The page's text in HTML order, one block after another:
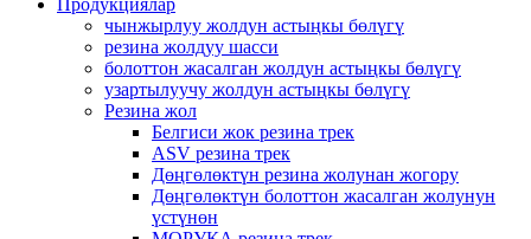
Продукциялар
чынжырлуу жолдун астыңкы бөлүгү
резина жолдуу шасси
болоттон жасалган жолдун астыңкы бөлүгү
узартылуучу жолдун астыңкы бөлүгү
Резина жол
Белгиси жок резина трек
ASV резина трек
Дөңгөлөктүн резина жолунан жогору
Дөңгөлөктүн болоттон жасалган жолунун
үстүнөн